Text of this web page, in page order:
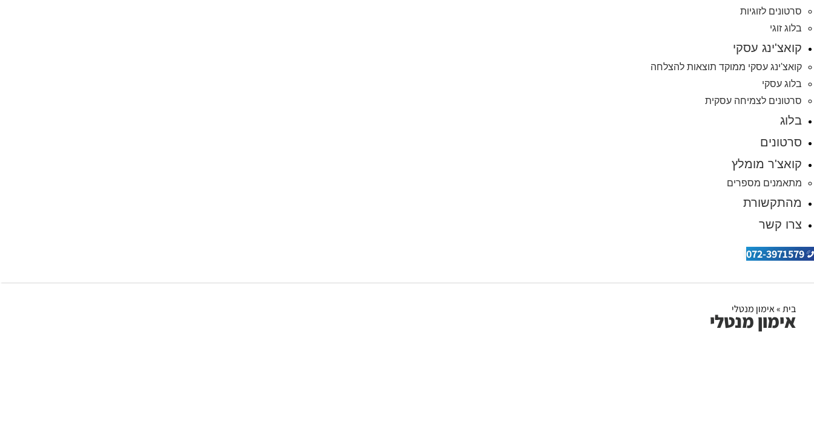
סרטונים לזוגיות
בלוג זוגי
קואצ'ינג עסקי
קואצ'ינג עסקי ממוקד תוצאות להצלחה
בלוג עסקי
סרטונים לצמיחה עסקית
בלוג
סרטונים
קואצ'ר מומלץ
מתאמנים מספרים
מהתקשורת
צרו קשר
072-3971579
בית»אימון מנטלי
אימון מנטלי